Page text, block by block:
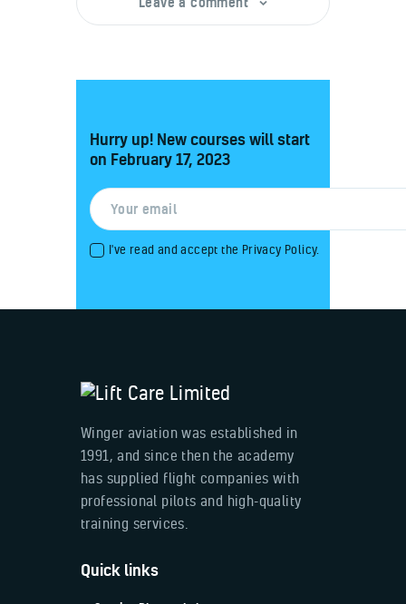
Hurry up! New courses will start
on February 17, 2023
I've read and accept the Privacy Policy.
Winger aviation was established in
1991, and since then the academy
has supplied flight companies with
professional pilots and high-quality
training services.
Quick links